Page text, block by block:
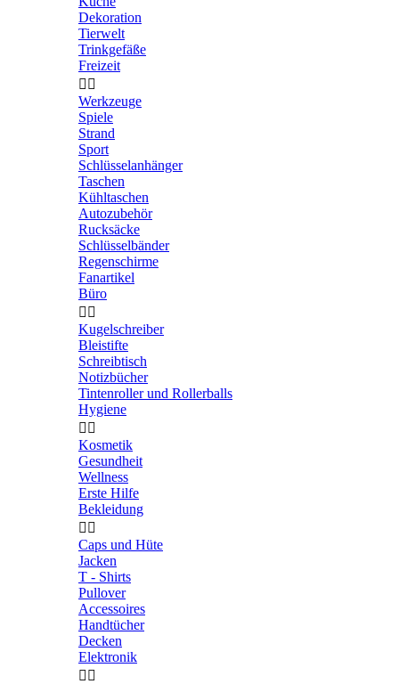
Dekoration
Tierwelt
Trinkgefäße
Freizeit
 
Werkzeuge
Spiele
Strand
Sport
Schlüsselanhänger
Taschen
Kühltaschen
Autozubehör
Rucksäcke
Schlüsselbänder
Regenschirme
Fanartikel
Büro
 
Kugelschreiber
Bleistifte
Schreibtisch
Notizbücher
Tintenroller und Rollerballs
Hygiene
 
Kosmetik
Gesundheit
Wellness
Erste Hilfe
Bekleidung
 
Caps und Hüte
Jacken
T - Shirts
Pullover
Accessoires
Handtücher
Decken
Elektronik
 